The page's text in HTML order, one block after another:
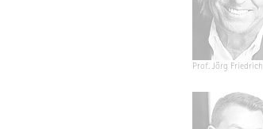
Prof. Jörg Friedrich